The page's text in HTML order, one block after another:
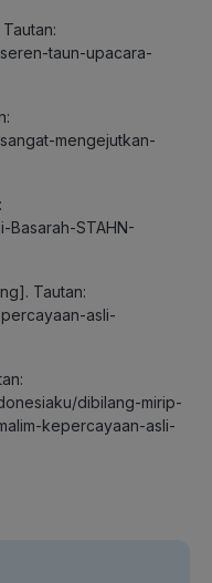
taun-upacara-
mengejutkan-
Basarah-STAHN-
Tautan:
asli-
dibilang-mirip-
kepercayaan-asli-